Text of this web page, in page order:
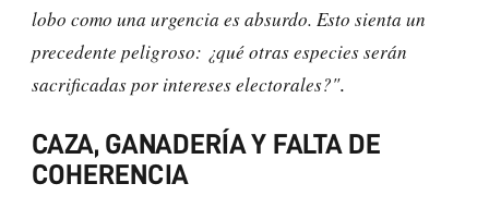
lobo como una urgencia es absurdo. Esto sienta un
precedente peligroso: ¿qué otras especies serán
sacrificadas por intereses electorales?".
CAZA, GANADERÍA Y FALTA DE
COHERENCIA